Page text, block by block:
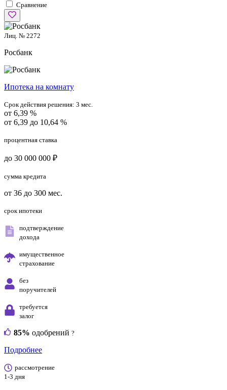
Сравнение
Лиц. № 2272
Росбанк
Ипотека на комнату
Срок действия решения: 3 мес.
от 6,39 %
от 6,39 до 10,64 %
процентная ставка
до 30 000 000 ₽
сумма кредита
от 36 до 300 мес.
срок ипотеки
подтверждение
дохода
имущественное
страхование
без
поручителей
требуется
залог
85% одобрений ?
Подробнее
рассмотрение
1-3 дня